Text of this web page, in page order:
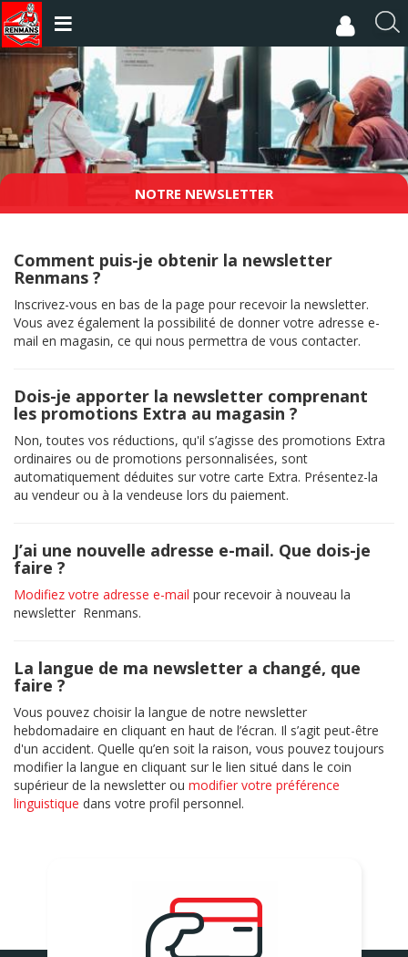
Aller
au
contenu
principal
R
e
c
h
e
r
c
h
r
NOTRE NEWSLETTER
Comment puis-je obtenir la newsletter
Renmans ?
Inscrivez-vous en bas de la page pour recevoir la newsletter.
Vous avez également la possibilité de donner votre adresse e-
mail en magasin, ce qui nous permettra de vous contacter.
Dois-je apporter la newsletter comprenant
les promotions Extra au magasin ?
Non, toutes vos réductions, qu'il s’agisse des promotions Extra
ordinaires ou de promotions personnalisées, sont
automatiquement déduites sur votre carte Extra. Présentez-la
au vendeur ou à la vendeuse lors du paiement.
J’ai une nouvelle adresse e-mail. Que dois-je
faire ?
Modifiez votre adresse e-mail pour recevoir à nouveau la
newsletter Renmans.
La langue de ma newsletter a changé, que
faire ?
Vous pouvez choisir la langue de notre newsletter
hebdomadaire en cliquant en haut de l’écran. Il s’agit peut-être
d'un accident. Quelle qu’en soit la raison, vous pouvez toujours
modifier la langue en cliquant sur le lien situé dans le coin
supérieur de la newsletter ou modifier votre préférence
linguistique dans votre profil personnel.